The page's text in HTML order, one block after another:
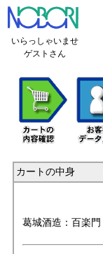
いらっしゃいませ
ゲストさん
カートの中身
葛城酒造：百楽門